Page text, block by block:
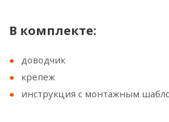
В комплекте:
доводчик
крепеж
инструкция с монтажным